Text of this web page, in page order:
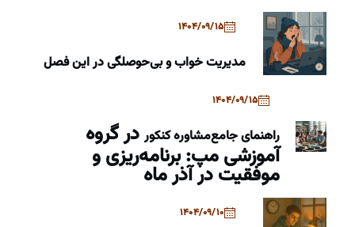
1404/09/15
مدیریت خواب و بی‌حوصلگی در این فصل
1404/09/15
راهنمای جامعمشاوره کنکوردر گروه
آموزشی مپ: برنامه‌ریزی و
موفقیت در آذر ماه
1404/09/10